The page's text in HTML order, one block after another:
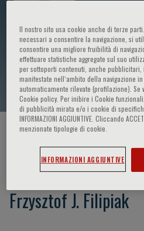
Frzysztof J. Filipiak
HOME PAGE / CORSI ED EVENTI
Frzysztof J. Filipiak
Il nostro sito usa cookie anche di terze
necessari a consentire la navigazione, si
consentire una migliore fruibilità di
effettuare statistiche aggregate sul suo
per sottoporti contenuti, anche
manifestate nell‘ambito della navigazione
automaticamente rilevate (profilazione).
Cookie policy. Per inibire i Cookie
di pubblicità mirata e/o i cookie di
INFORMAZIONI AGGIUNTIVE. Cliccando
menzionate tipologie di cookie.
INFORMAZIONI AGGIUNTIVE